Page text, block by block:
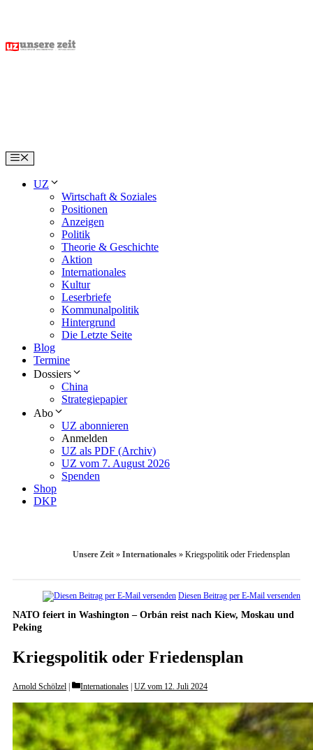
content
Menu
UZ
Wirtschaft & Soziales
Positionen
Anzeigen
Politik
Theorie & Geschichte
Aktion
Internationales
Kultur
Leserbriefe
Kommunalpolitik
Hintergrund
Die Letzte Seite
Blog
Termine
Dossiers
China
Strategiepapier
Abo
UZ abonnieren
Anmelden
UZ als PDF (Archiv)
UZ vom 7. August 2026
Spenden
Shop
DKP
Unsere Zeit » Internationales » Kriegspolitik oder Friedensplan
Diesen Beitrag per E-Mail versenden
NATO feiert in Washington – Orbán reist nach Kiew, Moskau und
Peking
Kriegspolitik oder Friedensplan
Arnold Schölzel Categories
Internationales UZ vom 12. Juli 2024